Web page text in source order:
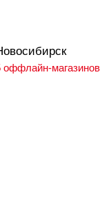
покупку
слайсере